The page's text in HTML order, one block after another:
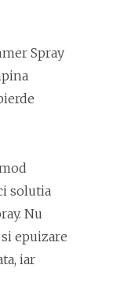
Spray
solutia
Nu
epuizare
iar